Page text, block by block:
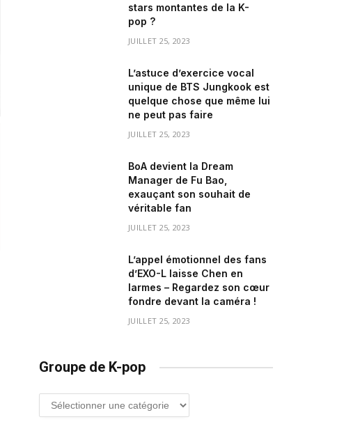
stars montantes de la K-
pop ?
JUILLET 25, 2023
L’astuce d’exercice vocal
unique de BTS Jungkook est
quelque chose que même lui
ne peut pas faire
JUILLET 25, 2023
BoA devient la Dream
Manager de Fu Bao,
exauçant son souhait de
véritable fan
JUILLET 25, 2023
L’appel émotionnel des fans
d’EXO-L laisse Chen en
larmes – Regardez son cœur
fondre devant la caméra !
JUILLET 25, 2023
Groupe de K-pop
Groupe
de